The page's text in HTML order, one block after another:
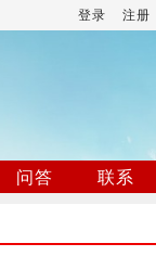
登录 注册
问答
联系